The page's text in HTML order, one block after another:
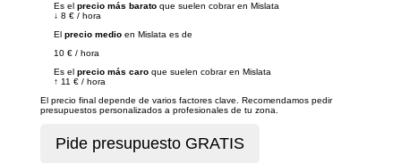
Es el precio más barato que suelen cobrar en Mislata
↓ 8 € / hora
El precio medio en Mislata es de
10 € / hora
Es el precio más caro que suelen cobrar en Mislata
↑ 11 € / hora
El precio final depende de varios factores clave. Recomendamos pedir
presupuestos personalizados a profesionales de tu zona.